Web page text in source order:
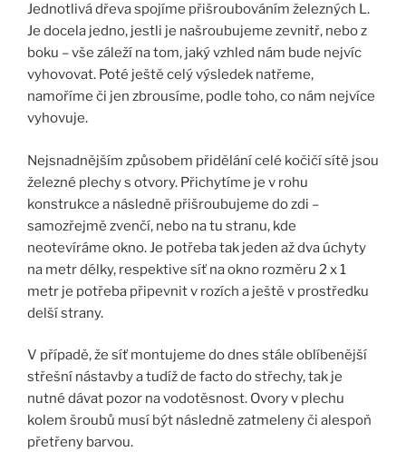
Jednotlivá dřeva spojíme přišroubováním železných L.
Je docela jedno, jestli je našroubujeme zevnitř, nebo z
boku – vše záleží na tom, jaký vzhled nám bude nejvíc
vyhovovat. Poté ještě celý výsledek natřeme,
namoříme či jen zbrousíme, podle toho, co nám nejvíce
vyhovuje.
Nejsnadnějším způsobem přidělání celé kočičí sítě jsou
železné plechy s otvory. Přichytíme je v rohu
konstrukce a následně přišroubujeme do zdi –
samozřejmě zvenčí, nebo na tu stranu, kde
neotevíráme okno. Je potřeba tak jeden až dva úchyty
na metr délky, respektive síť na okno rozměru 2 x 1
metr je potřeba připevnit v rozích a ještě v prostředku
delší strany.
V případě, že síť montujeme do dnes stále oblíbenější
střešní nástavby a tudíž de facto do střechy, tak je
nutné dávat pozor na vodotěsnost. Ovory v plechu
kolem šroubů musí být následně zatmeleny či alespoň
přetřeny barvou.